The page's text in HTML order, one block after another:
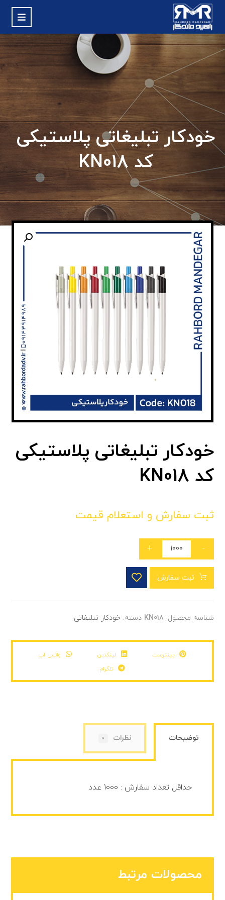
خودکار تبلیغاتی پلاستیکی
کد KN018
خودکار تبلیغاتی پلاستیکی
کد KN018
ثبت سفارش و استعلام قیمت
-
+
ثبت سفارش
شناسه محصول: KN018 دسته:خودکار تبلیغاتی
پینترست لینکدین
واتس اپ
تلگرام
توضیحات نظرات 0
حداقل تعداد سفارش : 1000 عدد
محصولات مرتبط